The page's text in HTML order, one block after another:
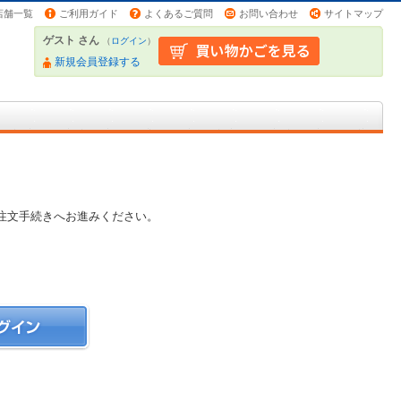
舗一覧 ご利用ガイド よくあるご質問 お問い合わせ サイトマップ
ゲスト さん （ログイン）
新規会員登録する
手続きへお進みください。